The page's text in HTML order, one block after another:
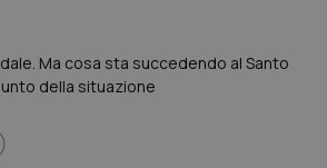
Ma cosa sta succedendo al Santo
della situazione